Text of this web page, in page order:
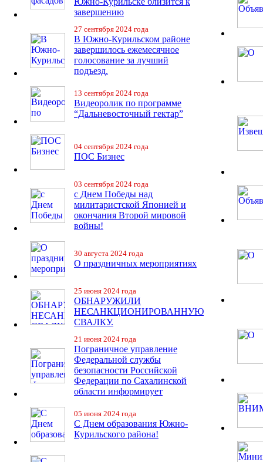
завершению
27 сентября 2024 года
В Южно-Курильском районе
завершилось ежемесячное
голосование за лучший
подъезд.
13 сентября 2024 года
Видеоролик по программе
“Дальневосточный гектар”
04 сентября 2024 года
ПОС Бизнес
03 сентября 2024 года
с Днем Победы над
милитаристской Японией и
окончания Второй мировой
войны!
30 августа 2024 года
О праздничных мероприятиях
25 июня 2024 года
ОБНАРУЖИЛИ
НЕСАНКЦИОНИРОВАННУЮ
СВАЛКУ.
21 июня 2024 года
Пограничное управление
Федеральной службы
безопасности Российской
Федерации по Сахалинской
области информирует
05 июня 2024 года
С Днем образования Южно-
Курильского района!